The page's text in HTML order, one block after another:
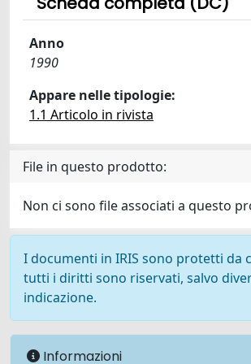
Anno
1990
Appare nelle tipologie:
1.1 Articolo in rivista
File in questo prodotto:
Non ci sono file associati a questo
I documenti in IRIS sono protetti da
tutti i diritti sono riservati, salvo
indicazione.
Informazioni